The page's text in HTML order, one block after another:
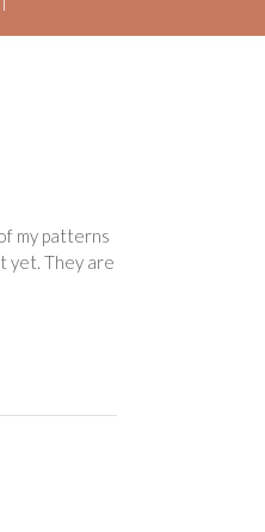
my patterns
yet. They are